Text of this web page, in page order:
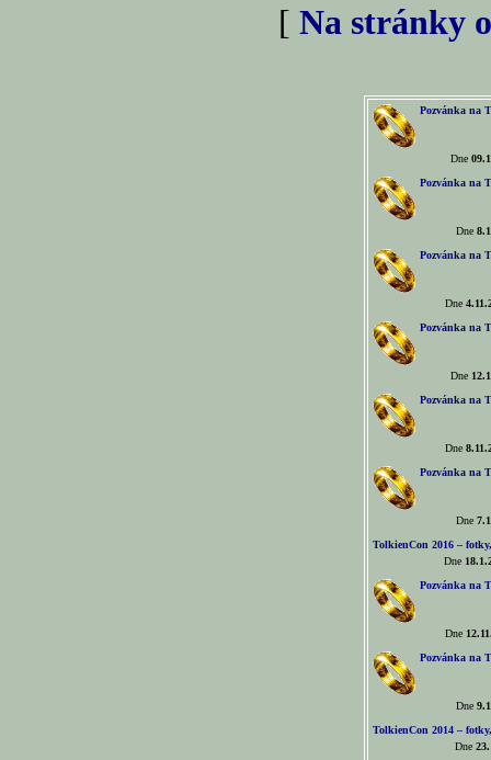
[ Na stránky
Pozvánka na
Dne
Pozvánka na
Dne
Pozvánka na
Dne
Pozvánka na
Dne
Pozvánka na
Dne
Pozvánka na
Dne
TolkienCon 2016 –
Dne
Pozvánka na
Dne
Pozvánka na
Dne
TolkienCon 2014 –
Dne